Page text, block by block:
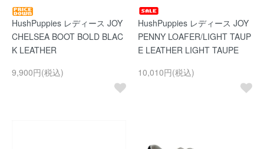
HushPuppies レディース JOY
CHELSEA BOOT BOLD BLAC
K LEATHER
9,900円(税込)
HushPuppies レディース JOY
PENNY LOAFER/LIGHT TAUP
E LEATHER LIGHT TAUPE
10,010円(税込)